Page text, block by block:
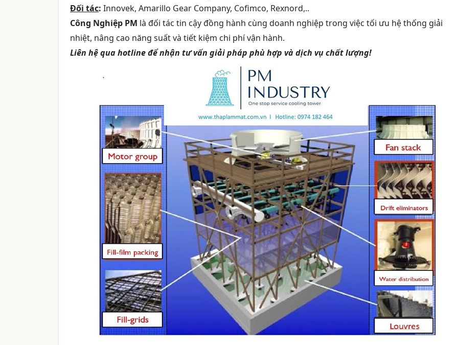
Đối tác: Innovek, Amarillo Gear Company, Cofimco, Rexnord,..
Công Nghiệp PM là đối tác tin cậy đồng hành cùng doanh nghiệp trong việc tối ưu hệ thống giải
nhiệt, nâng cao năng suất và tiết kiệm chi phí vận hành.
Liên hệ qua hotline để nhận tư vấn giải pháp phù hợp và dịch vụ chất lượng!